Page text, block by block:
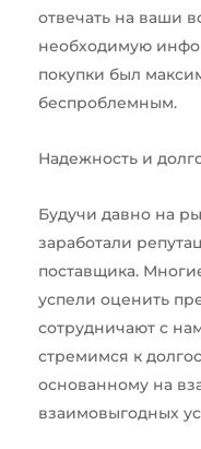
отвечать на ваши
необходимую
покупки был
беспроблемным.
Надежность и
Будучи давно на
заработали
поставщика.
успели оценить
сотрудничают с
стремимся к
основанному на
взаимовыгодных